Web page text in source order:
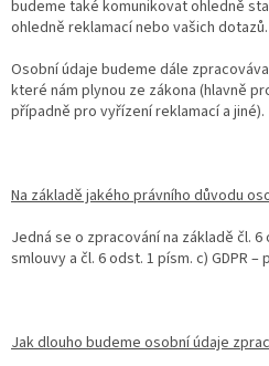
budeme také komunikovat ohledně
ohledně reklamací nebo vašich dotazů.
Osobní údaje budeme dále
které nám plynou ze zákona (hlavně
případně pro vyřízení reklamací a jiné).
Na základě jakého právního důvodu
Jedná se o zpracování na základě čl. 6
smlouvy a čl. 6 odst. 1 písm. c) GDPR
Jak dlouho budeme osobní údaje